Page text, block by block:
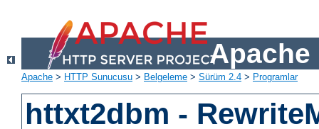
Apache
Apache > HTTP Sunucusu > Belgeleme > Sürüm 2.4 > Programlar
httxt2dbm -